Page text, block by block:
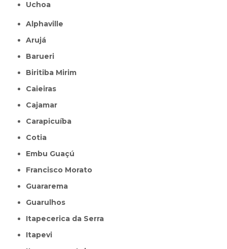
Uchoa
Alphaville
Arujá
Barueri
Biritiba Mirim
Caieiras
Cajamar
Carapicuíba
Cotia
Embu Guaçú
Francisco Morato
Guararema
Guarulhos
Itapecerica da Serra
Itapevi